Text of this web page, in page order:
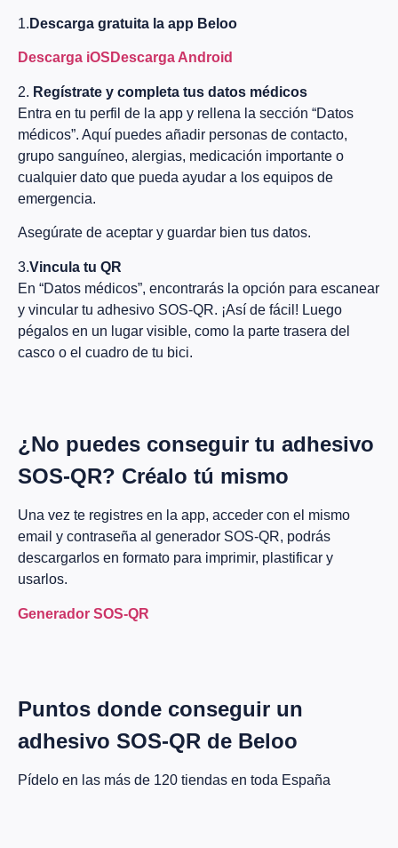
1. Descarga gratuita la app Beloo
Descarga iOS Descarga Android
2. Regístrate y completa tus datos médicos
Entra en tu perfil de la app y rellena la sección “Datos
médicos”. Aquí puedes añadir personas de contacto,
grupo sanguíneo, alergias, medicación importante o
cualquier dato que pueda ayudar a los equipos de
emergencia.
Asegúrate de aceptar y guardar bien tus datos.
3.Vincula tu QR
En “Datos médicos”, encontrarás la opción para escanear
y vincular tu adhesivo SOS-QR. ¡Así de fácil! Luego
pégalos en un lugar visible, como la parte trasera del
casco o el cuadro de tu bici.
¿No puedes conseguir tu adhesivo
SOS-QR? Créalo tú mismo
Una vez te registres en la app, acceder con el mismo
email y contraseña al generador SOS-QR, podrás
descargarlos en formato para imprimir, plastificar y
usarlos.
Generador SOS-QR
Puntos donde conseguir un
adhesivo SOS-QR de Beloo
Pídelo en las más de 120 tiendas en toda España